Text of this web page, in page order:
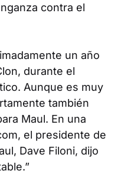
contra el
un año
durante el
Aunque es muy
también
Maul. En una
el presidente de
, Dave Filoni, dijo